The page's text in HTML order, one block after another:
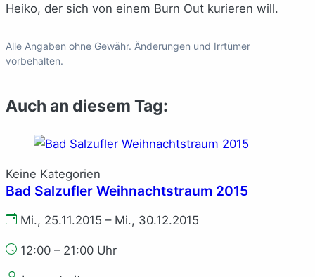
Heiko, der sich von einem Burn Out kurieren will.
Alle Angaben ohne Gewähr. Änderungen und Irrtümer
vorbehalten.
Auch an diesem Tag:
Keine Kategorien
Bad Salzufler Weihnachtstraum 2015
Mi., 25.11.2015 – Mi., 30.12.2015
12:00 – 21:00 Uhr